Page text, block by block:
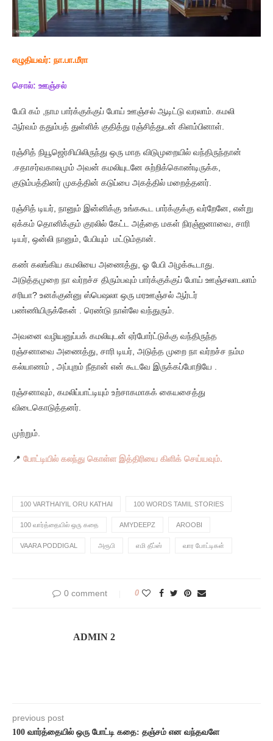
எழுதியவர்: நா.பா.மீரா
சொல்: ஊஞ்சல்
பேபி கம் ,நாம பார்க்குக்குப் போய் ஊஞ்சல் ஆடிட்டு வரலாம். கமலி
ஆர்வம் ததும்பத் துள்ளிக் குதித்து ரஞ்சித்துடன் கிளம்பினாள்.
ரஞ்சித் நியூஜெர்சியிலிருந்து ஒரு மாத விடுமுறையில் வந்திருந்தான்
.சதாசர்வகாலமும் அவன் கமலியுடனே சுற்றிக்கொண்டிருக்க,
குடும்பத்தினர் முகத்தின் கடுப்பை அகத்தில் மறைத்தனர்.
ரஞ்சித் டியர், நானும் இன்னிக்கு உங்ககூட பார்க்குக்கு வர்றேனே, என்று
ஏக்கம் தொனிக்கும் குரலில் கேட்ட அத்தை மகள் நிரஞ்ஜனாவை, சாரி
டியர், ஒன்லி நானும், பேபியும் மட்டும்தான்.
கண் கலங்கிய கமலியை அணைத்து, ஓ பேபி அழக்கூடாது.
அடுத்தமுறை நா வர்றச்ச திரும்பவும் பார்க்குக்குப் போய் ஊஞ்சலாடலாம்
சரியா? உனக்குன்னு ஸ்பெஷலா ஒரு மரஊஞ்சல் ஆர்டர்
பண்ணியிருக்கேன் . ரெண்டு நாள்லே வந்துரும்.
அவனை வழியனுப்பக் கமலியுடன் ஏர்போர்ட்டுக்கு வந்திருந்த
ரஞ்சனாவை அணைத்து, சாரி டியர், அடுத்த முறை நா வர்றச்ச நம்ம
கல்யாணம் , அப்புறம் நீதான் என் கூடவே இருக்கப்போறியே .
ரஞ்சனாவும், கமலிப்பாட்டியும் உற்சாகமாகக் கையசைத்து
விடைகொடுத்தனர்.
முற்றும்.
📍 போட்டியில் கலந்து கொள்ள இத்திரியை கிளிக் செய்யவும்.
100 VARTHAIYIL ORU KATHAI 100 WORDS TAMIL STORIES
100 வார்த்தையில் ஒரு கதை AMYDEEPZ AROOBI
VAARA PODDIGAL அரூபி எமி தீப்ஸ் வார போட்டிகள்
0 comment 0
ADMIN 2
previous post
100 வார்த்தையில் ஒரு போட்டி கதை: தஞ்சம் என வந்தவளே